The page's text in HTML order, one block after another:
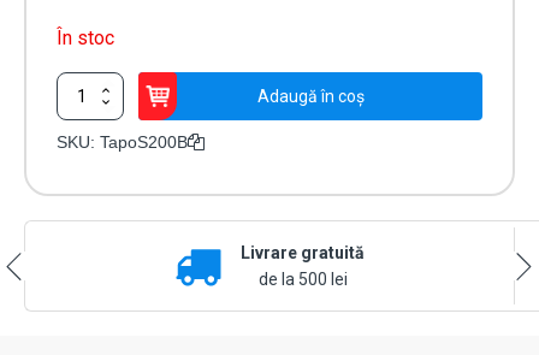
În stoc
Cantitate
Intrerupator
Smart,
Adaugă în coș
SKU: TapoS200B
Livrare gratuită
de la 500 lei